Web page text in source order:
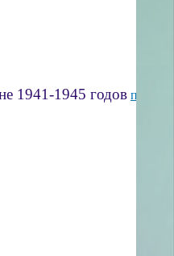
1941-1945 годов